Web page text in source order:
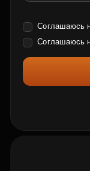
Соглашаюсь
Соглашаюсь